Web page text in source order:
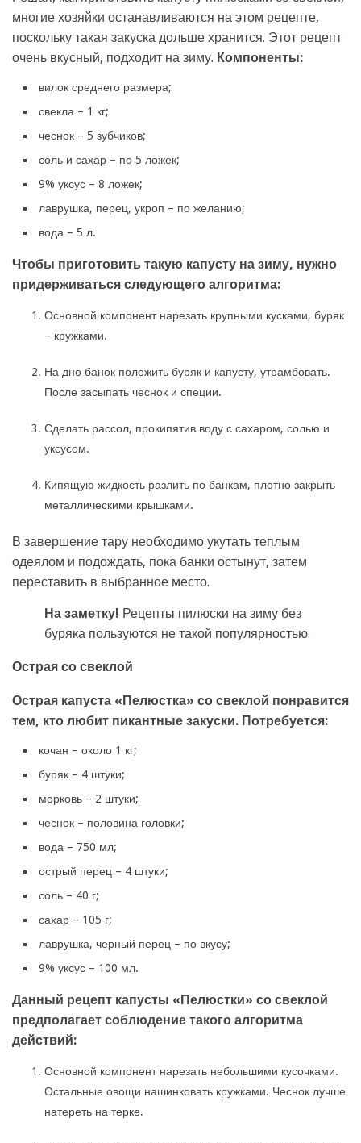
многие хозяйки останавливаются на этом рецепте,
поскольку такая закуска дольше хранится. Этот рецепт
очень вкусный, подходит на зиму. Компоненты:
вилок среднего размера;
свекла – 1 кг;
чеснок – 5 зубчиков;
соль и сахар – по 5 ложек;
9% уксус – 8 ложек;
лаврушка, перец, укроп – по желанию;
вода – 5 л.
Чтобы приготовить такую капусту на зиму, нужно
придерживаться следующего алгоритма:
Основной компонент нарезать крупными кусками, буряк
– кружками.
На дно банок положить буряк и капусту, утрамбовать.
После засыпать чеснок и специи.
Сделать рассол, прокипятив воду с сахаром, солью и
уксусом.
Кипящую жидкость разлить по банкам, плотно закрыть
металлическими крышками.
В завершение тару необходимо укутать теплым
одеялом и подождать, пока банки остынут, затем
переставить в выбранное место.
На заметку! Рецепты пилюски на зиму без
буряка пользуются не такой популярностью.
Острая со свеклой
Острая капуста «Пелюстка» со свеклой понравится
тем, кто любит пикантные закуски. Потребуется:
кочан – около 1 кг;
буряк – 4 штуки;
морковь – 2 штуки;
чеснок – половина головки;
вода – 750 мл;
острый перец – 4 штуки;
соль – 40 г;
сахар – 105 г;
лаврушка, черный перец – по вкусу;
9% уксус – 100 мл.
Данный рецепт капусты «Пелюстки» со свеклой
предполагает соблюдение такого алгоритма
действий:
Основной компонент нарезать небольшими кусочками.
Остальные овощи нашинковать кружками. Чеснок лучше
натереть на терке.